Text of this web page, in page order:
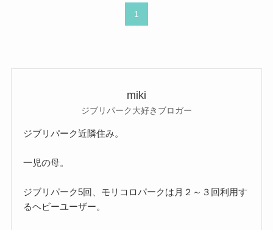
1
miki
ジブリパーク大好きブロガー
ジブリパーク近隣住み。
一児の母。
ジブリパーク5回、モリコロパークは月２～３回利用す
るヘビーユーザー。